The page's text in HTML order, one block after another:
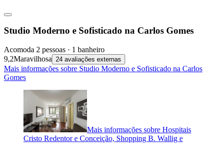
Studio Moderno e Sofisticado na Carlos Gomes
Acomoda 2 pessoas · 1 banheiro
9,2Maravilhosa 24 avaliações externas
Mais informações sobre Studio Moderno e Sofisticado na Carlos
Gomes
Mais informações sobre Hospitais
Cristo Redentor e Conceição, Shopping B. Wallig e